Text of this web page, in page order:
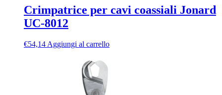
Crimpatrice per cavi coassiali Jonard
UC-8012
€54,14 Aggiungi al carrello